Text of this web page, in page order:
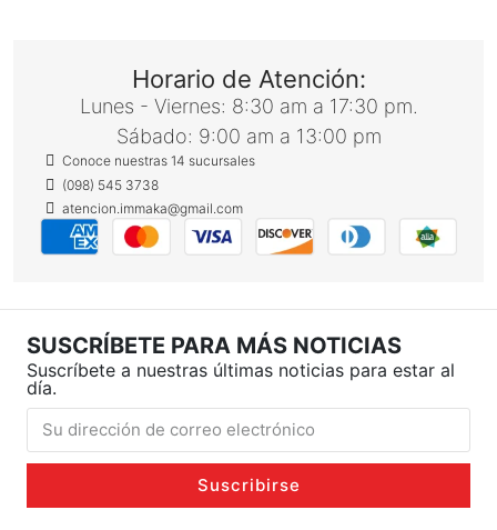
Horario de Atención:
Lunes - Viernes: 8:30 am a 17:30 pm.
Sábado: 9:00 am a 13:00 pm
Conoce nuestras 14 sucursales
(098) 545 3738
atencion.immaka@gmail.com
SUSCRÍBETE PARA MÁS NOTICIAS
Suscríbete a nuestras últimas noticias para estar al
día.
Suscribirse